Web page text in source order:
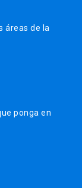
áreas de la
ponga en